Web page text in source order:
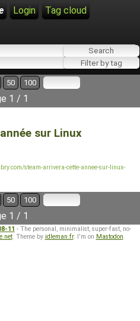
Login
Tag cloud
50 100
1 / 1
sur Linux
steam-arrivera-cette-annee-sur-linux-
50 100
1 / 1
11 - The personal, minimalist, super-fast, no-
. Theme by idleman.fr. I'm on Mastodon.